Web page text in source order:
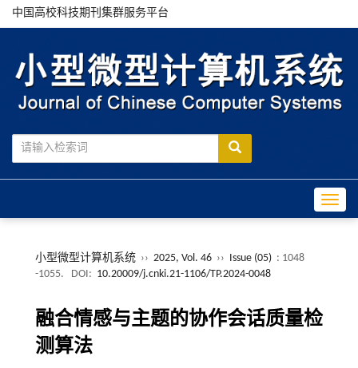
中国高校科技期刊集群服务平台
小型微型计算机系统 ›› 2025, Vol. 46 ›› Issue (05) : 1048
-1055.
DOI: 10.20009/j.cnki.21-1106/TP.2024-0048
融合情感与主题的协作会话质量检
测算法